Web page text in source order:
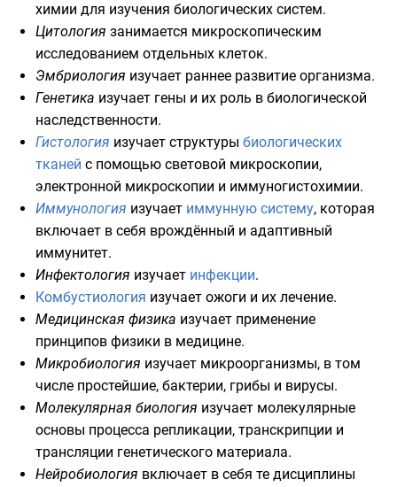
химии для изучения биологических систем.
Цитология занимается микроскопическим
исследованием отдельных клеток.
Эмбриология изучает раннее развитие организма.
Генетика изучает гены и их роль в биологической
наследственности.
Гистология изучает структуры биологических
тканей с помощью световой микроскопии,
электронной микроскопии и иммуногистохимии.
Иммунология изучает иммунную систему, которая
включает в себя врождённый и адаптивный
иммунитет.
Инфектология изучает инфекции.
Комбустиология изучает ожоги и их лечение.
Медицинская физика изучает применение
принципов физики в медицине.
Микробиология изучает микроорганизмы, в том
числе простейшие, бактерии, грибы и вирусы.
Молекулярная биология изучает молекулярные
основы процесса репликации, транскрипции и
трансляции генетического материала.
Нейробиология включает в себя те дисциплины